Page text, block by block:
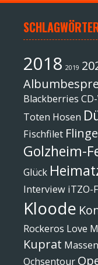
2018 2019
Blackberries
Toten Hosen
Fischfilet
Golzheim-
Glück
Interview iTZO-
Kloode
Rockeros Love
Kuprat
Ochsentour